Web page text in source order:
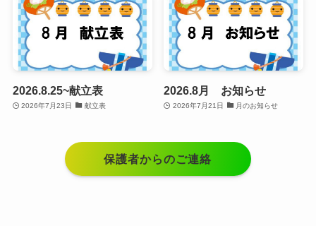
2026.8.25~献立表
2026年7月23日 献立表
2026.8月 お知らせ
2026年7月21日 月のお知らせ
保護者からのご連絡